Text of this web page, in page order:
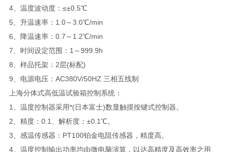
4、温度波动度：≤±0.5℃
5、升温速率：1.0～3.0℃/min
6、降温速率：0.7～1.2℃/min
7、时间设定范围：1～999.9h
8、样品托架：2层(标配)
9、电源电压：AC380V/50HZ 三相五线制
上海分体式高低温试验箱控制系统：
1、温度控制器采用*(日本富士)数显触摸按键式控制器。
2、精度：0.1、解析度：±0.1℃。
3、感温传感器：PT100铂金电阻传感器，精度高。
4、温度控制输出功率均由微电脑演算，以达高精度及高效率之用